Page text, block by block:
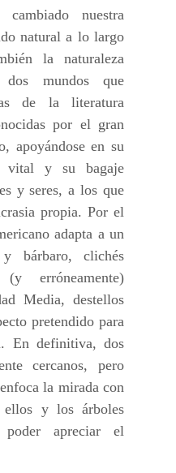
nuestra
natural a lo largo
la naturaleza
mundos que
de la literatura
por el gran
apoyándose en su
vital y su bagaje
y seres, a los que
propia. Por el
adapta a un
bárbaro, clichés
(y erróneamente)
Media, destellos
pretendido para
En definitiva, dos
cercanos, pero
la mirada con
ellos y los árboles
poder apreciar el